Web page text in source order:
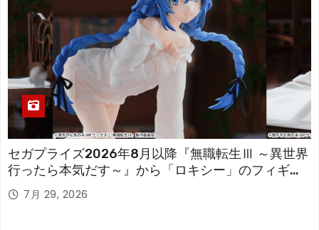
セガプライズ2026年8月以降『無職転生Ⅲ ～異世界
行ったら本気だす～』から「ロキシー」のフィギュ
アが登場！
7月 29, 2026